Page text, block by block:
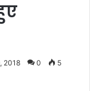
2018 0 5